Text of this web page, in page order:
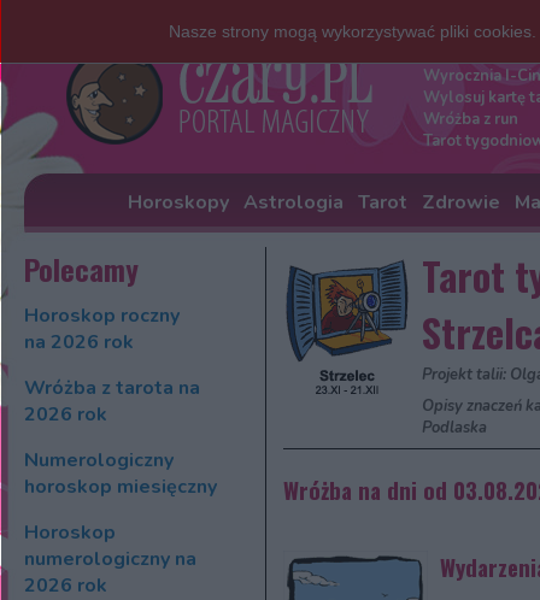
Darmowe
Wyrocznia I-
Wylosuj kartę
Wróżba z run
Tarot
Horoskopy Astrologia Tarot Zdrowie
Polecamy
Horoskop roczny
na 2026 rok
Wróżba z tarota na
2026 rok
Numerologiczny
horoskop miesięczny
Horoskop
numerologiczny na
2026 rok
Tarot
Projekt talii:
Opisy znaczeń
Podlaska
Wróżba na dni od
Nasze strony mogą wykorzystywać pliki cookies.